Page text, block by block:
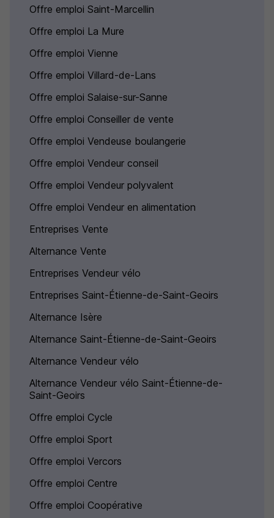
Offre emploi Saint-Marcellin
Offre emploi La Mure
Offre emploi Vienne
Offre emploi Villard-de-Lans
Offre emploi Salaise-sur-Sanne
Offre emploi Conseiller de vente
Offre emploi Vendeuse boulangerie
Offre emploi Vendeur conseil
Offre emploi Vendeur polyvalent
Offre emploi Vendeur en alimentation
Entreprises Vente
Alternance Vente
Entreprises Vendeur vélo
Entreprises Saint-Étienne-de-Saint-Geoirs
Alternance Isère
Alternance Saint-Étienne-de-Saint-Geoirs
Alternance Vendeur vélo
Alternance Vendeur vélo Saint-Étienne-de-
Saint-Geoirs
Offre emploi Cycle
Offre emploi Sport
Offre emploi Vercors
Offre emploi Centre
Offre emploi Coopérative